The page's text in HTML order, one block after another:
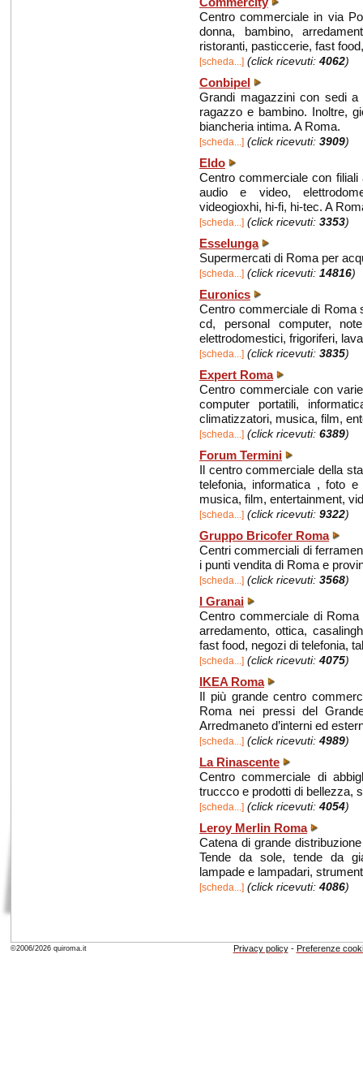
Centro commerciale in via
donna, bambino,
ristoranti, pasticcerie, fast
[scheda...] (click ricevuti: 4062)
Conbipel
Grandi magazzini con sedi a
ragazzo e bambino. Inoltre,
biancheria intima. A Roma.
[scheda...] (click ricevuti: 3909)
Eldo
Centro commerciale con
audio e video,
videogioxhi, hi-fi, hi-tec. A
[scheda...] (click ricevuti: 3353)
Esselunga
Supermercati di Roma per
[scheda...] (click ricevuti: 14816)
Euronics
Centro commerciale di Roma
cd, personal computer,
elettrodomestici, frigoriferi,
[scheda...] (click ricevuti: 3835)
Expert Roma
Centro commerciale con
computer portatili,
climatizzatori, musica, film,
[scheda...] (click ricevuti: 6389)
Forum Termini
Il centro commerciale della
telefonia, informatica , foto
musica, film, entertainment,
[scheda...] (click ricevuti: 9322)
Gruppo Bricofer Roma
Centri commerciali di
i punti vendita di Roma e
[scheda...] (click ricevuti: 3568)
I Granai
Centro commerciale di
arredamento, ottica,
fast food, negozi di telefonia,
[scheda...] (click ricevuti: 4075)
IKEA Roma
Il più grande centro
Roma nei pressi del
Arredmaneto d’interni ed
[scheda...] (click ricevuti: 4989)
La Rinascente
Centro commerciale di
truccco e prodotti di bellezza,
[scheda...] (click ricevuti: 4054)
Leroy Merlin Roma
Catena di grande
Tende da sole, tende da
lampade e lampadari,
[scheda...] (click ricevuti: 4086)
Privacy policy- Preferenze
©2006/2026 quiroma.it